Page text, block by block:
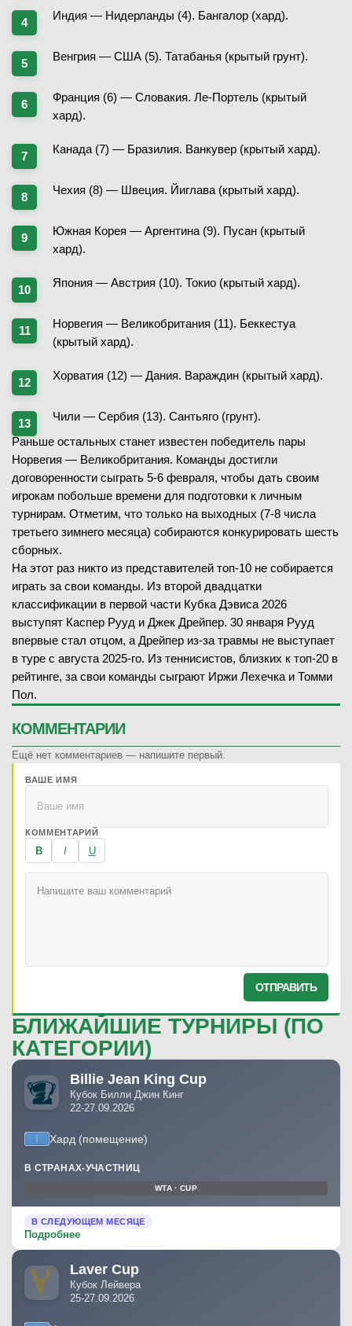
I. Ignatov(1971)
1-й сет 6-3
08.02.2026 —
2-й сет
M. Molder(1223)
—
M. Efstathiou(671)
S. Micov
—
08.02.2026
P. Henning
1-й сет
M. Lajal
—
F. Zakaria(499)
M. Kasnikowski(315)
Индия — Нидерланды (4). Бангалор (хард).
Венгрия — США (5). Татабанья (крытый грунт).
Франция (6) — Словакия. Ле-Портель (крытый
хард).
Канада (7) — Бразилия. Ванкувер (крытый хард).
Чехия (8) — Швеция. Йиглава (крытый хард).
Южная Корея — Аргентина (9). Пусан (крытый
хард).
Япония — Австрия (10). Токио (крытый хард).
Норвегия — Великобритания (11). Беккестуа
(крытый хард).
Хорватия (12) — Дания. Вараждин (крытый хард).
Чили — Сербия (13). Сантьяго (грунт).
Раньше остальных станет известен победитель пары
Норвегия — Великобритания. Команды достигли
договоренности сыграть 5-6 февраля, чтобы дать своим
игрокам побольше времени для подготовки к личным
турнирам. Отметим, что только на выходных (7-8 числа
третьего зимнего месяца) собираются конкурировать шесть
сборных.
На этот раз никто из представителей топ-10 не собирается
играть за свои команды. Из второй двадцатки
классификации в первой части Кубка Дэвиса 2026
выступят Каспер Рууд и Джек Дрейпер. 30 января Рууд
впервые стал отцом, а Дрейпер из-за травмы не выступает
в туре с августа 2025-го. Из теннисистов, близких к топ-20 в
рейтинге, за свои команды сыграют Иржи Лехечка и Томми
Пол.
КОММЕНТАРИИ
Ещё нет комментариев — напишите первый.
ВАШЕ ИМЯ
КОММЕНТАРИЙ
B I U
ОТПРАВИТЬ
БЛИЖАЙШИЕ ТУРНИРЫ (ПО
КАТЕГОРИИ)
Billie Jean King Cup
Кубок Билли Джин Кинг
22-27.09.2026
Хард (помещение)
В СТРАНАХ-УЧАСТНИЦ
WTA · CUP
В СЛЕДУЮЩЕМ МЕСЯЦЕ
Подробнее
Laver Cup
Кубок Лейвера
25-27.09.2026